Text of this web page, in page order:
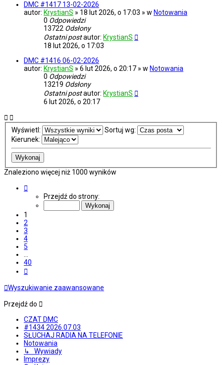
DMC #1417 13-02-2026
autor: KrystianS » 18 lut 2026, o 17:03 » w Notowania
0 Odpowiedzi
13722 Odsłony
Ostatni postautor: KrystianS
18 lut 2026, o 17:03
DMC #1416 06-02-2026
autor: KrystianS » 6 lut 2026, o 20:17 » w Notowania
0 Odpowiedzi
13219 Odsłony
Ostatni postautor: KrystianS
6 lut 2026, o 20:17
Wyświetl:
Sortuj wg:
Kierunek:
Znaleziono więcej niż 1000 wyników
Przejdź do strony:
1
2
3
4
5
40
Wyszukiwanie zaawansowane
Przejdź do
CZAT DMC
#1434 2026.07.03
SŁUCHAJ RADIA NA TELEFONIE
Notowania
↳ Wywiady
Imprezy